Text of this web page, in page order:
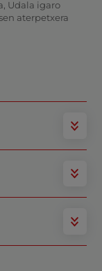
Udala igaro
aterpetxera